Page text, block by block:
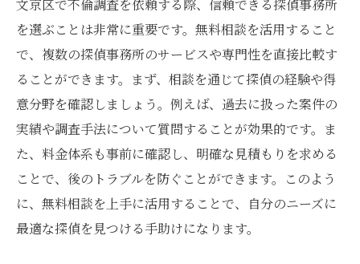
文京区で不倫調査を依頼する際、信頼できる探偵事務所
を選ぶことは非常に重要です。無料相談を活用すること
で、複数の探偵事務所のサービスや専門性を直接比較す
ることができます。まず、相談を通じて探偵の経験や得
意分野を確認しましょう。例えば、過去に扱った案件の
実績や調査手法について質問することが効果的です。ま
た、料金体系も事前に確認し、明確な見積もりを求める
ことで、後のトラブルを防ぐことができます。このよう
に、無料相談を上手に活用することで、自分のニーズに
最適な探偵を見つける手助けになります。